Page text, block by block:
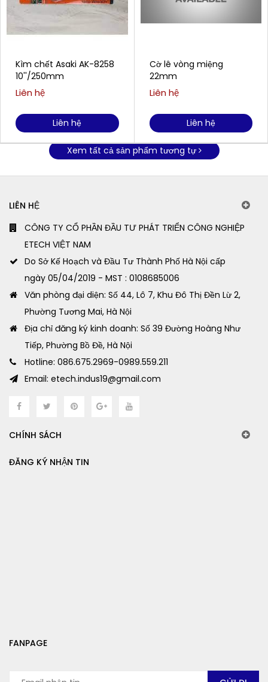
Kìm chết Asaki AK-8258
10''/250mm
Liên hệ
Liên hệ
Cờ lê vòng miệng
22mm
Liên hệ
Liên hệ
Xem tất cả sản phẩm tương tự
LIÊN HỆ
CÔNG TY CỔ PHẦN ĐẦU TƯ PHÁT TRIỂN CÔNG NGHIỆP
ETECH VIỆT NAM
Do Sở Kế Hoạch và Đầu Tư Thành Phố Hà Nội cấp
ngày 05/04/2019 - MST : 0108685006
Văn phòng đại diện: Số 44, Lô 7, Khu Đô Thị Đền Lừ 2,
Phường Tương Mai, Hà Nội
Địa chỉ đăng ký kinh doanh: Số 39 Đường Hoàng Như
Tiếp, Phường Bồ Đề, Hà Nội
Hotline: 086.675.2969-0989.559.211
Email: etech.indus19@gmail.com
CHÍNH SÁCH
ĐĂNG KÝ NHẬN TIN
FANPAGE